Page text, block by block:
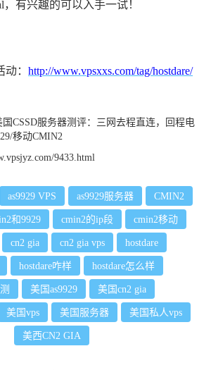
，有兴趣的可以入手一试！
： http://www.vpsxxs.com/tag/hostdare/
国CSSD服务器测评：三网去程直连，回程电
移动CMIN2
9433.html
as9929 VPS as9929服务器 CMIN2
和9929 cmin2的ip段 cmin2移动
cn2 gia cn2 gia vps hostdare
hostdare咋样 hostdare怎么样
美国as9929 美国cn2 gia
美国vps 美国服务器 美国私人vps
美西CN2 GIA